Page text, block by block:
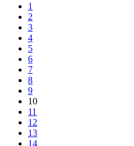
1
2
3
4
5
6
7
8
9
10
11
12
13
14